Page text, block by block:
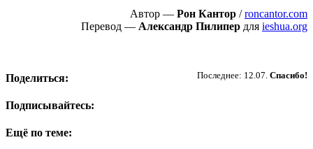
Автор — Рон Кантор /roncantor.com
Перевод — Александр Пилипер для ieshua.org
Последнее: 12.07. Спасибо!
Поделиться:
Подписывайтесь:
Ещё по теме: